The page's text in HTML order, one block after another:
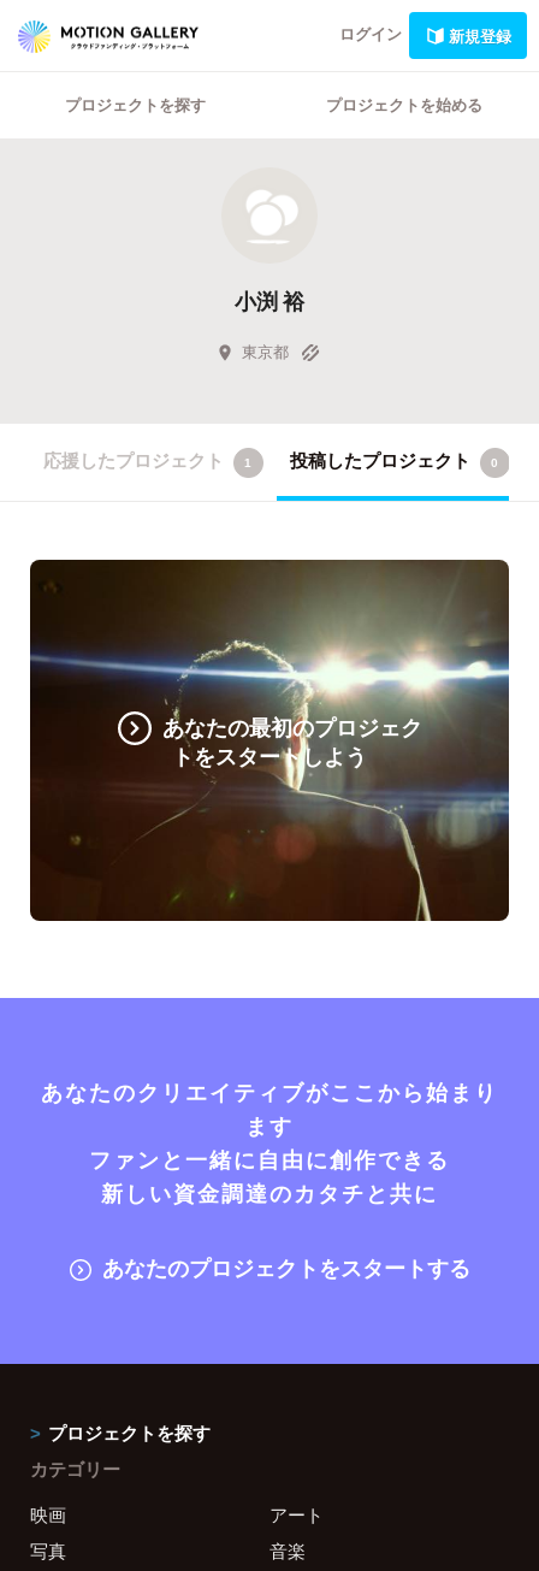
ログイン 新規登録
プロジェクトを探す プロジェクトを始める
小渕 裕
東京都
応援したプロジェクト 1 投稿したプロジェクト 0
あなたの最初のプロジェク
トをスタートしよう
あなたのクリエイティブがここから始まり
ます
ファンと一緒に自由に創作できる
新しい資金調達のカタチと共に
あなたのプロジェクトをスタートする
プロジェクトを探す
カテゴリー
映画
アート
写真
音楽